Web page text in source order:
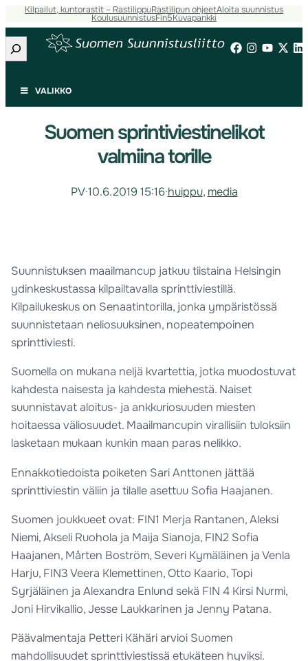
Kilpailut, kuntorastit – RastilippuRastilipun ohjeetAloita suunnistus
KoulusuunnistusFin5Kuvapankki
Etsi
VALIKKO
Suomen sprintiviestinelikot
valmiina torille
PV·10.6.2019 15:16·huippu, media
Suunnistuksen maailmancup jatkuu tiistaina Helsingin
ydinkeskustassa kilpailtavalla sprinttiviestillä.
Kilpailukeskus on Senaatintorilla, jonka ympäristössä
suunnistetaan neliosuuksinen, nopeatempoinen
sprinttiviesti.
Suomella on mukana neljä kvartettia, jotka muodostuvat
kahdesta naisesta ja kahdesta miehestä. Naiset
suunnistavat aloitus- ja ankkuriosuuden miesten
hoitaessa väliosuudet. Maailmancupin virallisiin tuloksiin
lasketaan mukaan kunkin maan paras nelikko.
Ennakkotiedoista poiketen Sari Anttonen jättää
sprinttiviestin väliin ja tilalle asettuu Sofia Haajanen.
Suomen joukkueet ovat: FIN1 Merja Rantanen, Aleksi
Niemi, Akseli Ruohola ja Maija Sianoja, FIN2 Sofia
Haajanen, Mårten Boström, Severi Kymäläinen ja Venla
Harju, FIN3 Veera Klemettinen, Otto Kaario, Topi
Syrjäläinen ja Alexandra Enlund sekä FIN 4 Kirsi Nurmi,
Joni Hirvikallio, Jesse Laukkarinen ja Jenny Patana.
Päävalmentaja Petteri Kähäri arvioi Suomen
mahdollisuudet sprinttiviestissä etukäteen hyviksi.